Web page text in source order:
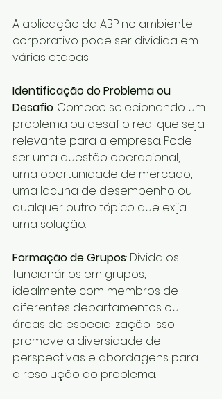
A aplicação da ABP no ambiente
corporativo pode ser dividida em
várias etapas:
Identificação do Problema ou
Desafio: Comece selecionando um
problema ou desafio real que seja
relevante para a empresa. Pode
ser uma questão operacional,
uma oportunidade de mercado,
uma lacuna de desempenho ou
qualquer outro tópico que exija
uma solução.
Formação de Grupos: Divida os
funcionários em grupos,
idealmente com membros de
diferentes departamentos ou
áreas de especialização. Isso
promove a diversidade de
perspectivas e abordagens para
a resolução do problema.